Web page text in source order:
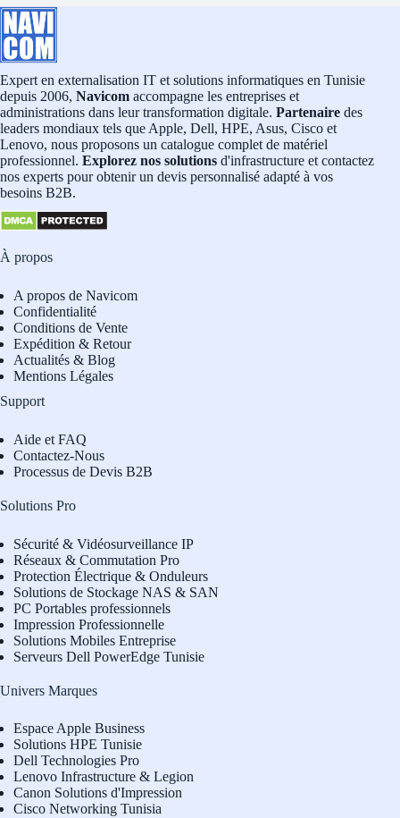
Expert en externalisation IT et solutions informatiques en Tunisie
depuis 2006, Navicom accompagne les entreprises et
administrations dans leur transformation digitale. Partenaire des
leaders mondiaux tels que Apple, Dell, HPE, Asus, Cisco et
Lenovo, nous proposons un catalogue complet de matériel
professionnel. Explorez nos solutions d'infrastructure et contactez
nos experts pour obtenir un devis personnalisé adapté à vos
besoins B2B.
À propos
A propos de Navicom
Confidentialité
Conditions de Vente
Expédition & Retour
Actualités & Blog
Mentions Légales
Support
Aide et FAQ
Contactez-Nous
Processus de Devis B2B
Solutions Pro
Sécurité & Vidéosurveillance IP
Réseaux & Commutation Pro
Protection Électrique & Onduleurs
Solutions de Stockage NAS & SAN
PC Portables professionnels
Impression Professionnelle
Solutions Mobiles Entreprise
Serveurs Dell PowerEdge Tunisie
Univers Marques
Espace Apple Business
Solutions HPE Tunisie
Dell Technologies Pro
Lenovo Infrastructure & Legion
Canon Solutions d'Impression
Cisco Networking Tunisia